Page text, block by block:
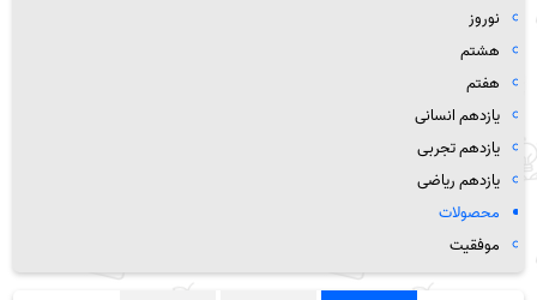
نوروز
هشتم
هفتم
یازدهم انسانی
یازدهم تجربی
یازدهم ریاضی
محصولات
موفقیت